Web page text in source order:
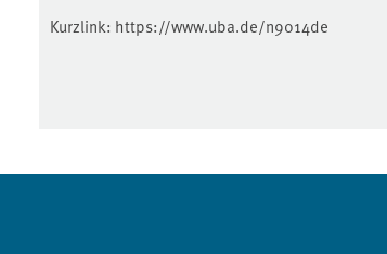
Kurzlink: https://www.uba.de/n9014de